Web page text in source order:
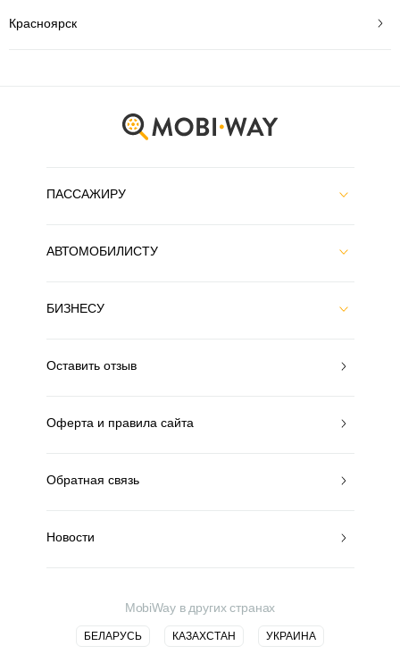
Красноярск
ПАССАЖИРУ
АВТОМОБИЛИСТУ
БИЗНЕСУ
Оставить отзыв
Оферта и правила сайта
Обратная связь
Новости
MobiWay в других странах
БЕЛАРУСЬ КАЗАХСТАН УКРАИНА